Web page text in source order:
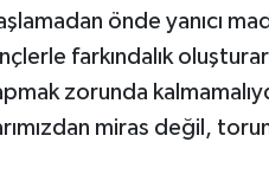
önde yanıcı
farkındalık
zorunda
miras değil,